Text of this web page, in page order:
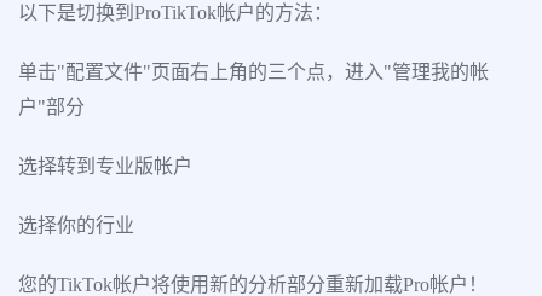
以下是切换到ProTikTok帐户的方法：
单击"配置文件"页面右上角的三个点，进入"管理我的帐
户"部分
选择转到专业版帐户
选择你的行业
您的TikTok帐户将使用新的分析部分重新加载Pro帐户！